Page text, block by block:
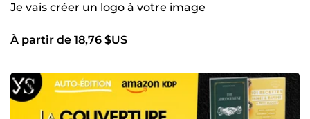
Je vais créer un logo à votre image
À partir de 18,76 $US